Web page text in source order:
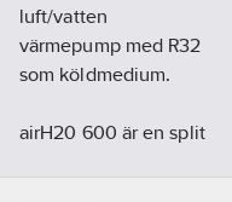
luft/vatten
värmepump med R32
som köldmedium.
airH20 600 är en split